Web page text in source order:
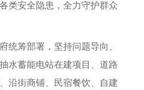
类安全隐患，全力守护群众
统筹部署，坚持问题导向、
水蓄能电站在建项目、道路
沿街商铺、民宿餐饮、自建